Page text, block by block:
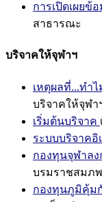
การเปิดเผยข้
สาธารณะ
บริจาคให้จุฬาฯ
เหตุผลที่...ทำ
บริจาคให้จุฬา
เริ่มต้นบริจาค
ระบบบริจาคอิ
กองทุนจุฬาล
บรมราชสมภ
กองทุนภูมิคุ้ม